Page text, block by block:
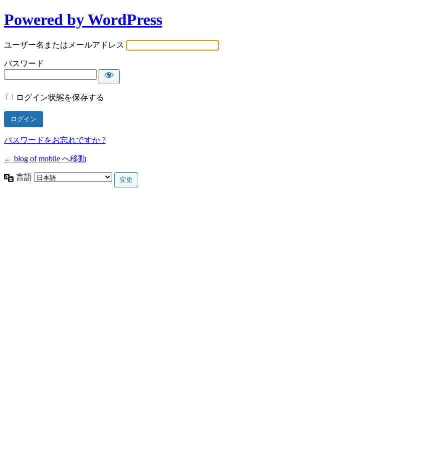
Powered by WordPress
ユーザー名またはメールアドレス
パスワード
ログイン状態を保存する
パスワードをお忘れですか ?
← blog of mobile へ移動
言語